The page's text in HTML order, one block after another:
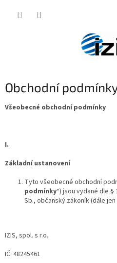
Obchodní
Všeobecné obchodní podmínky
I.
Základní ustanovení
Tyto všeobecné obchodní
podmínky“) jsou vydané dle §
Sb., občanský zákoník (dále jen
IZIS, spol. s r.o.
IČ: 48245461